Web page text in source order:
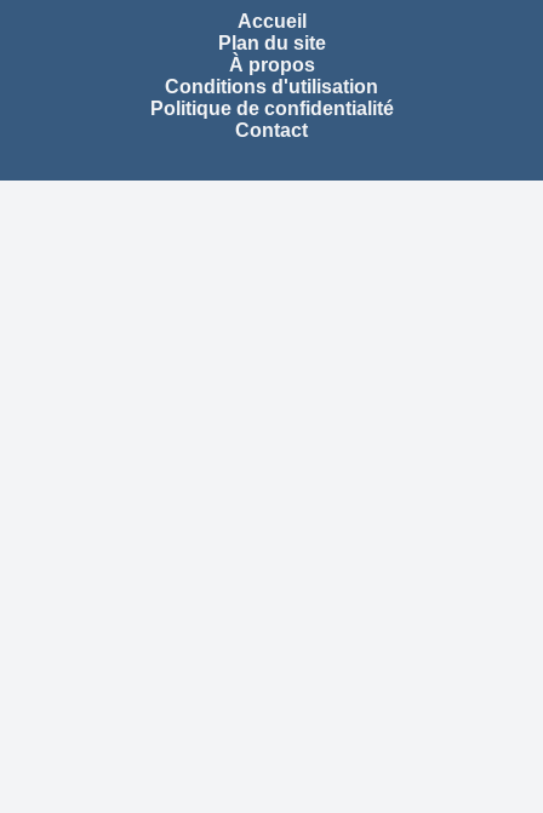
Accueil
Plan du site
À propos
Conditions d'utilisation
Politique de confidentialité
Contact